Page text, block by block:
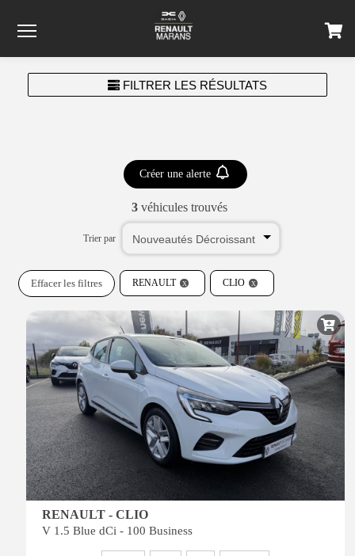
FILTRER LES RÉSULTATS
3véhicules trouvés
Créer une alerte
Trier par
RENAULT
Effacer les filtres CLIO
RENAULT - CLIO
V 1.5 Blue dCi - 100 Business